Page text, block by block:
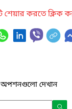
শেয়ার করতে ক্লিক
দেখান